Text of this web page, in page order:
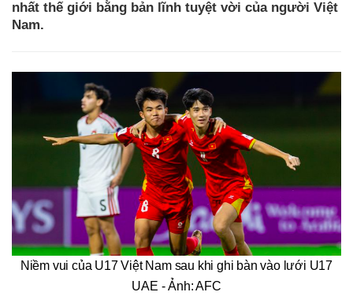
nhất thế giới bằng bản lĩnh tuyệt vời của người Việt
Nam.
Niềm vui của U17 Việt Nam sau khi ghi bàn vào lưới U17
UAE - Ảnh: AFC